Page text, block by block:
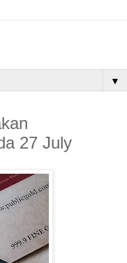
▼
27 July